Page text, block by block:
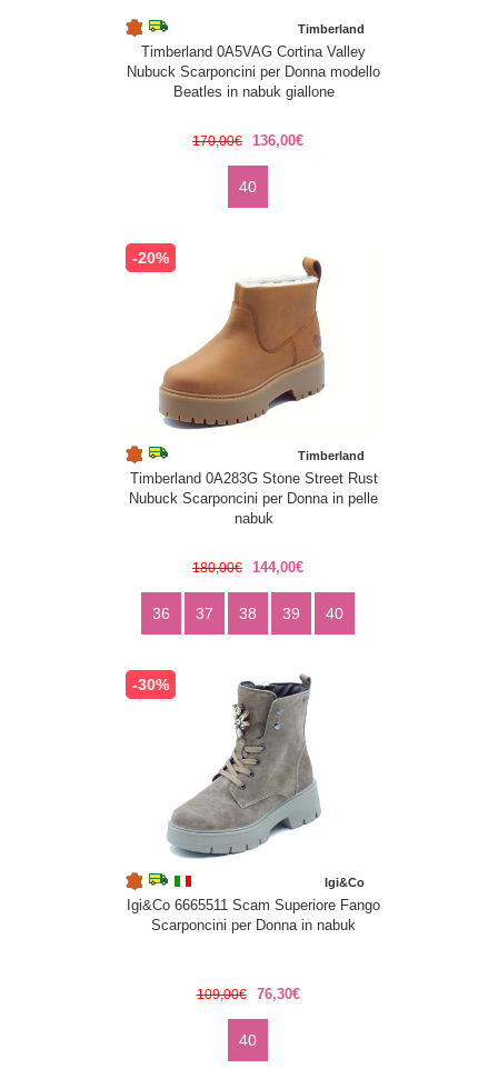
Timberland
Timberland 0A5VAG Cortina Valley
Nubuck Scarponcini per Donna modello
Beatles in nabuk giallone
170,00€ 136,00€
40
-20%
Timberland
Timberland 0A283G Stone Street Rust
Nubuck Scarponcini per Donna in pelle
nabuk
180,00€ 144,00€
36 37 38 39 40
-30%
Igi&Co
Igi&Co 6665511 Scam Superiore Fango
Scarponcini per Donna in nabuk
109,00€ 76,30€
40